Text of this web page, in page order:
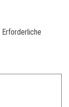
Erforderliche